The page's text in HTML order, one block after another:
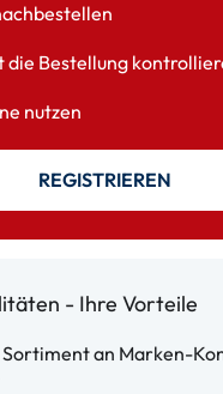
die Bestellung
nutzen
REGISTRIEREN
- Ihre Vorteile
Sortiment an Marken-